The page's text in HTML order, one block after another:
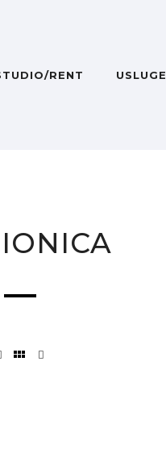
RENT USLUGE